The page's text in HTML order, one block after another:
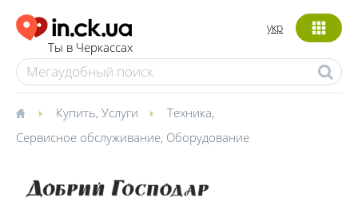
Ты в Черкассах
укр
Купить, Услуги Техника,
Сервисное обслуживание, Оборудование